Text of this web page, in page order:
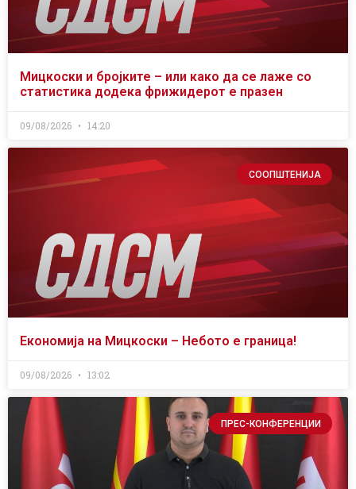
Мицкоски и бројките – или како да се лаже со
статистика додека фрижидерот е празен
09/08/2026 14:20
СООПШТЕНИЈА
Економија на Мицкоски – Небото е граница!
09/08/2026 13:02
ПРЕС-КОНФЕРЕНЦИИ